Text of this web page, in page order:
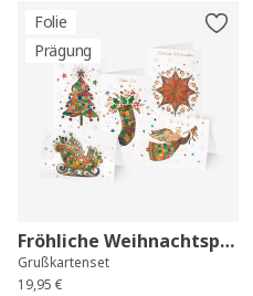
Folie
Prägung
Fröhliche Weihnachtspost
Grußkartenset
19,95 €